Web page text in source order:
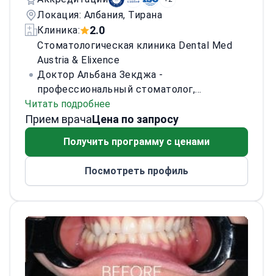
Локация: Албания, Тирана
Клиника:
2.0
Стоматологическая клиника Dental Med
Austria & Elixence
Доктор Альбана Зекджа -
профессиональный стоматолог,
специализирующийся на различных видах
лечения, таких как фарфоровые виниры,
инвизилайн, зубные протезы, имплантаты,
голливудские улыбки и макияж улыбки.
директора зуботехнической лаборатории.
Читать подробнее
Прием врачаЦена по запросу
Получить программу с ценами
Посмотреть профиль